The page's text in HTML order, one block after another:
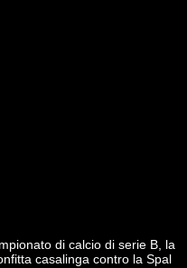
di calcio di serie B, la
casalinga contro la Spal